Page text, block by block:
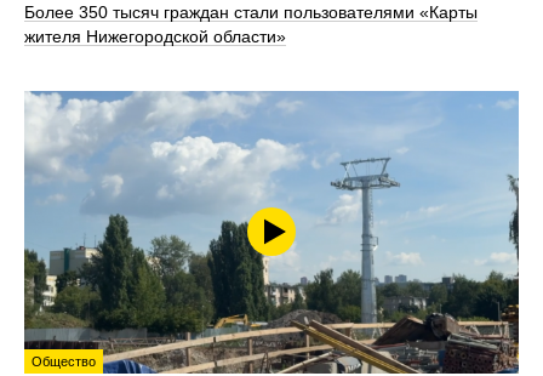
Более 350 тысяч граждан стали пользователями «Карты
жителя Нижегородской области»
Общество